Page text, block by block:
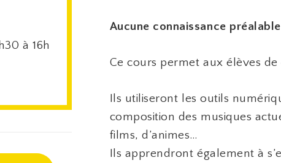
à 16h
Aucune connaissance
Ce cours permet aux élèves
Ils utiliseront les outils
composition des musiques
films, d’animes…
Ils apprendront également à